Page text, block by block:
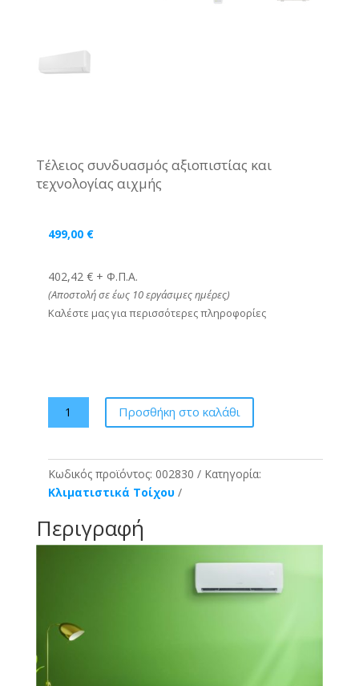
Τέλειος συνδυασμός αξιοπιστίας και
τεχνολογίας αιχμής
499,00 €
402,42 € + Φ.Π.Α.
(Αποστολή σε έως 10εργάσιμες ημέρες)
Καλέστε μας για περισσότερες πληροφορίες
GREE
101QI/KPL-
N5
-
BTU
Προσθήκη στο καλάθι
Κωδικός προϊόντος: 002830
Κατηγορία:
Κλιματιστικά Τοίχου
Περιγραφή